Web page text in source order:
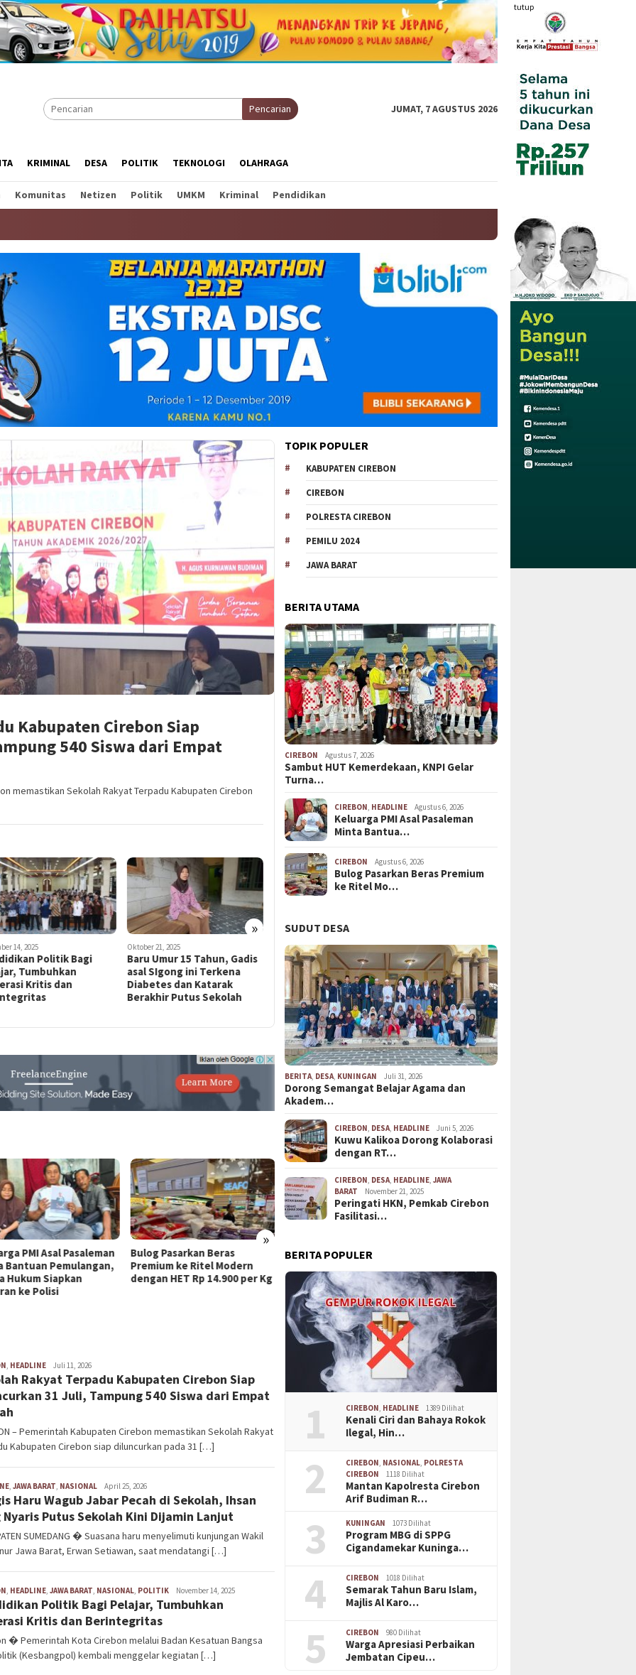
tutup
Pencarian JUMAT, 7 AGUSTUS 2026
KRIMINAL DESA POLITIK TEKNOLOGI OLAHRAGA
Komunitas Netizen Politik UMKM Kriminal Pendidikan
Kabupaten Cirebon Siap
540 Siswa dari Empat
memastikan Sekolah Rakyat Terpadu Kabupaten Cirebon
»
21, 2025
Umur 15 Tahun, Gadis
ini Terkena
dan Katarak
Putus Sekolah
September 12, 2024
Herman Suryatman Harap
Konsorsium Pendidikan
Siapkan Strategi Cetak
SDM Unggul
Juli 17, 2024
Miris, Pelajar di Desa Japura
Kidul Tidak Bisa
Melanjutkan Sekolah
karena Terkendala Biaya
Juli 1, 2024
Lepas Kontingen Kota
Cirebon, Pj Wali Kota
Targetkan Juara Umum
Kontes PAI SD Tingkat Jawa
Barat
»
Pasarkan Beras
ke Ritel Modern
HET Rp 14.900 per Kg
Provinsi Pasundan (Bagian IV)
Mahasiswa KKN Dibekali
Cirebon dan Pemdes Gebang
Ilir Perkuat Pencegahan
TPPO
Tingkat SD
HEADLINE Ahmad
Juli 11, 2026
Rakyat Terpadu Kabupaten Cirebon Siap
31 Juli, Tampung 540 Siswa dari Empat
– Pemerintah Kabupaten Cirebon memastikan Sekolah Rakyat
Kabupaten Cirebon siap diluncurkan pada 31 […]
JAWA BARAT NASIONAL Aries
Saefullah
April 25, 2026
Haru Wagub Jabar Pecah di Sekolah, Ihsan
Nyaris Putus Sekolah Kini Dijamin Lanjut
SUMEDANG � Suasana haru menyelimuti kunjungan Wakil
Jawa Barat, Erwan Setiawan, saat mendatangi […]
HEADLINE JAWA BARAT NASIONAL POLITIK Aries
Saefullah
November 14, 2025
Politik Bagi Pelajar, Tumbuhkan
Kritis dan Berintegritas
� Pemerintah Kota Cirebon melalui Badan Kesatuan Bangsa
(Kesbangpol) kembali menggelar kegiatan […]
TOPIK POPULER
KABUPATEN CIREBON
CIREBON
POLRESTA CIREBON
PEMILU 2024
JAWA BARAT
BERITA UTAMA
CIREBON Agustus 7, 2026
Sambut HUT Kemerdekaan, KNPI Gelar
Turna…
CIREBON, HEADLINE Agustus 6, 2026
Keluarga PMI Asal Pasaleman
Minta Bantua…
CIREBON Agustus 6, 2026
Bulog Pasarkan Beras Premium
ke Ritel Mo…
SUDUT DESA
BERITA, DESA, KUNINGAN Juli 31, 2026
Dorong Semangat Belajar Agama dan
Akadem…
CIREBON, DESA, HEADLINE Juni 5, 2026
Kuwu Kalikoa Dorong Kolaborasi
dengan RT…
CIREBON, DESA, HEADLINE,JAWA
BARAT
November 21, 2025
Peringati HKN, Pemkab Cirebon
Fasilitasi…
BERITA POPULER
1 CIREBON HEADLINE 1389 Dilihat
Kenali Ciri dan Bahaya Rokok
Ilegal, Hin…
2 CIREBON NASIONAL POLRESTA
CIREBON
1118 Dilihat
Mantan Kapolresta Cirebon
Arif Budiman R…
3 KUNINGAN 1073 Dilihat
Program MBG di SPPG
Cigandamekar Kuninga…
4 CIREBON 1018 Dilihat
Semarak Tahun Baru Islam,
Majlis Al Karo…
5 CIREBON 980 Dilihat
Warga Apresiasi Perbaikan
Jembatan Cipeu…